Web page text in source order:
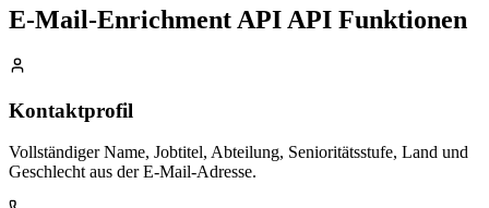
E-Mail-Enrichment API API Funktionen
Kontaktprofil
Vollständiger Name, Jobtitel, Abteilung, Senioritätsstufe, Land und
Geschlecht aus der E-Mail-Adresse.